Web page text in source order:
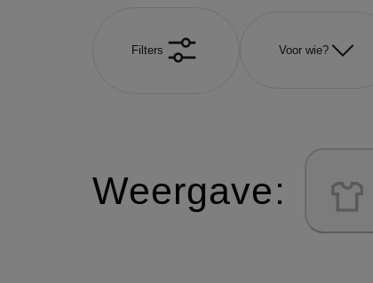
Filters Voor wie?
Weergave: